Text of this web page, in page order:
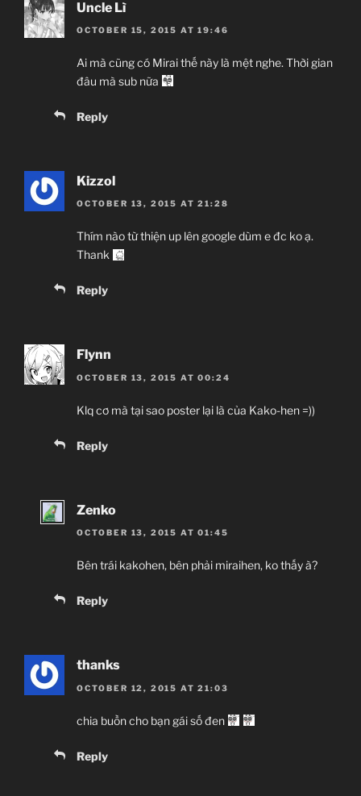
Uncle Lì
OCTOBER 15, 2015 AT 19:46
Ai mà cũng có Mirai thế này là mệt nghe. Thời gian
đâu mà sub nữa
Reply
Kizzol
OCTOBER 13, 2015 AT 21:28
Thím nào từ thiện up lên google dùm e đc ko ạ.
Thank
Reply
Flynn
OCTOBER 13, 2015 AT 00:24
Klq cơ mà tại sao poster lại là của Kako-hen =))
Reply
Zenko
OCTOBER 13, 2015 AT 01:45
Bên trái kakohen, bên phải miraihen, ko thấy à?
Reply
thanks
OCTOBER 12, 2015 AT 21:03
chia buồn cho bạn gái số đen
Reply